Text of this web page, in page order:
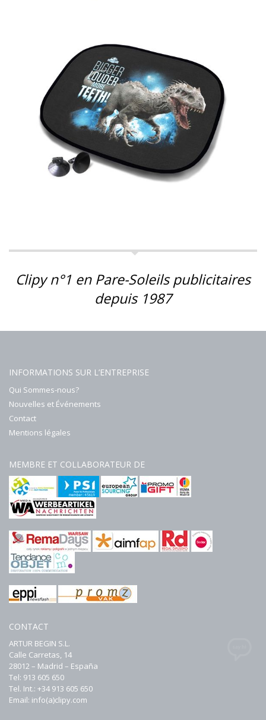
Clipy n°1 en Pare-Soleils publicitaires
depuis 1987
INFORMATIONS SUR L’ENTREPRISE
Qui Sommes-nous?
Nouvelles et Événements
Contact
Mentions légales
MEMBRE ET COLLABORATEUR DE
CONTACT
ARTUR BEGIN S.L.
Calle Carretas, 14
28012 – Madrid – España
Tel: 913 605 650
Tel. Int.: +34 913 605 650
Email: info(a)clipy.com